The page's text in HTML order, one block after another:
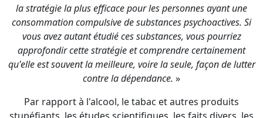
contre la dépendance.
Par rapport à l'alcool, le tabac et autres produits
stupéfiants, les études scientifiques, les faits divers, les
décès prématurés d'amis et de proches lors de
chemsex ne manquent pas pour nous informer sur leur
nocivité. Certaines de ces substances étant de plus
réglementées voire illégales, s'ajoute le souci de
respecter la loi.